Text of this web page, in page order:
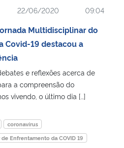
22/06/2020 09:04
Multidisciplinar do
Covid-19 destacou a
e reflexões acerca de
a compreensão do
vivendo, o último dia […]
coronavírus
Enfrentamento da COVID 19